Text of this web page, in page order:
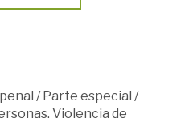
/ Parte especial /
Violencia de